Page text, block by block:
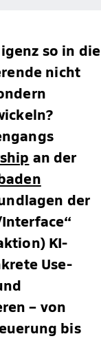
so in die
nicht
an der
der
KI-
Use-
– von
bis